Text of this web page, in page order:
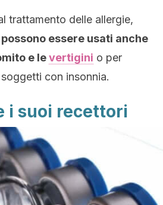
trattamento delle allergie,
possono essere usati anche
e levertigini o per
con insonnia.
i suoi recettori